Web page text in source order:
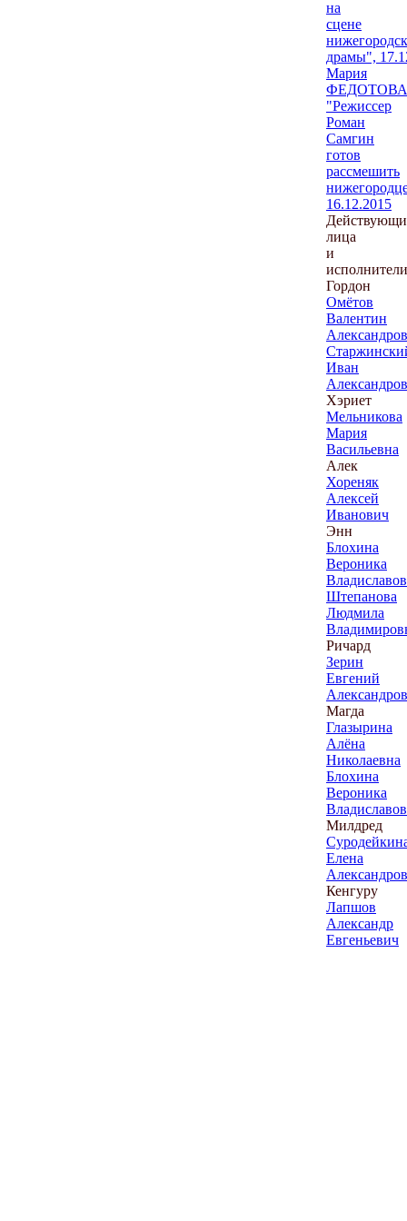
на
сцене
драмы",
Мария
"Режиссер
Роман
Самгин
готов
рассмешить
16.12.2015
лица
и
Гордон
Омётов
Валентин
Иван
Хэриет
Мельникова
Мария
Васильевна
Алек
Хореняк
Алексей
Иванович
Энн
Блохина
Вероника
Штепанова
Людмила
Ричард
Зерин
Евгений
Магда
Глазырина
Алёна
Николаевна
Блохина
Вероника
Милдред
Елена
Кенгуру
Лапшов
Александр
Евгеньевич